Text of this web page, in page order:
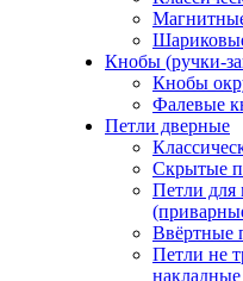
Кнобы (ручки-
Кнобы
Фалевые
Петли дверные
Скрытые
Петли для
Ввёртные
Петли не
накладные